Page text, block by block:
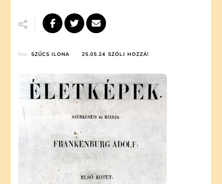
Írta: SZŰCS ILONA 25.05.24 SZÓLJ HOZZÁ!
FOLYÓIRAT
TÖRTÉNETE